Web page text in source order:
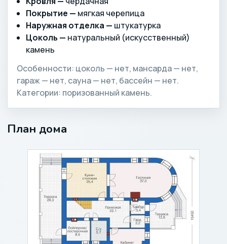
Покрытие — мягкая черепица
Наружная отделка — штукатурка
Цоколь — натуральный (искусственный)
камень
Особенности: цоколь — нет, мансарда — нет,
гараж — нет, сауна — нет, бассейн — нет.
Категории: поризованный камень.
План дома